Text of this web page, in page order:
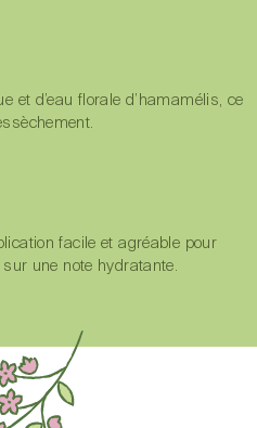
et d’eau florale d’hamamélis, ce
facile et agréable pour
une note hydratante.